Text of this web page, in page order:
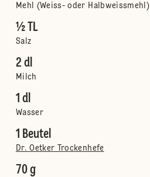
Mehl (Weiss- oder Halbweissmehl)
½ TL
Salz
2 dl
Milch
1 dl
Wasser
1 Beutel
Dr. Oetker Trockenhefe
70 g